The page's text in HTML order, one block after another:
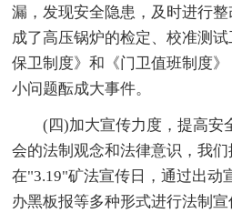
漏，发现安全隐患，及时进行
成了高压锅炉的检定、校准测
保卫制度》和《门卫值班制度
小问题酝成大事件。
(四)加大宣传力度，提高安
会的法制观念和法律意识，我们
在"3.19"矿法宣传日，通过出动
办黑板报等多种形式进行法制